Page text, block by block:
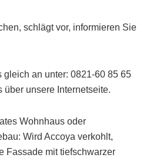
schlägt vor, informieren Sie
gleich an unter: 0821-60 85 65
über unsere Internetseite.
Wohnhaus oder
Wird Accoya verkohlt,
Fassade mit tiefschwarzer